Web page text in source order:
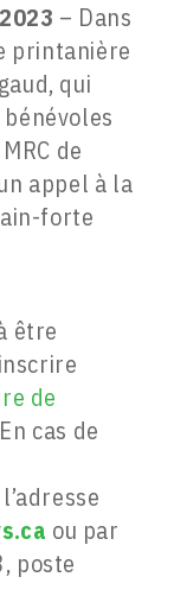
– Dans
printanière
qui
de
appel à la
forte
être
de
cas de
ou par
poste